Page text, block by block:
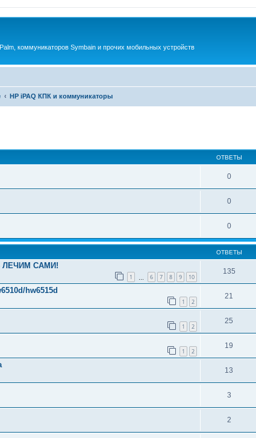
коммуникаторов Symbain и прочих мобильных устройств
HP iPAQ КПК и коммуникаторы
ОТВЕТЫ
0
0
0
ОТВЕТЫ
- ЛЕЧИМ САМИ!
1 6 7 8 9 10
135
hw6515d
1 2
21
1 2
25
1 2
19
13
3
2